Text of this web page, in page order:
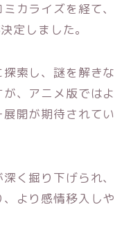
カライズを経て、
定しました。
索し、謎を解きな
、アニメ版ではよ
開が期待されてい
く掘り下げられ、
より感情移入しや